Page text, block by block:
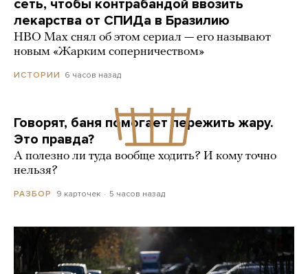
сеть, чтобы контрабандой ввозить
лекарства от СПИДа в Бразилию
HBO Max снял об этом сериал — его называют
новым «Жарким соперничеством»
ИСТОРИИ 6 часов назад
Говорят, баня помогает пережить жару.
Это правда?
А полезно ли туда вообще ходить? И кому точно
нельзя?
РАЗБОР 9 карточек 5 часов назад